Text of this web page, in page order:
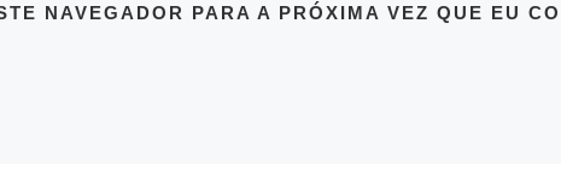
NAVEGADOR PARA A PRÓXIMA VEZ QUE EU